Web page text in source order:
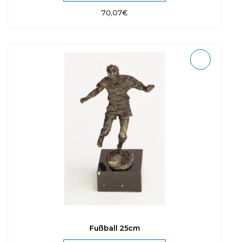
70,07€
Fußball 25cm